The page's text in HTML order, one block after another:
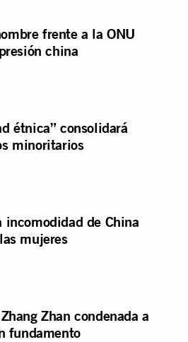
frente a la ONU
china
étnica” consolidará
minoritarios
de China
mujeres
Zhan condenada a
fundamento